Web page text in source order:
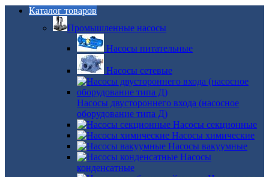
Каталог товаров
Промышленные насосы
Насосы питательные
Насосы сетевые
Насосы двустороннего входа (насосное
оборудование типа Д)
Насосы секционные
Насосы химические
Насосы вакуумные
Насосы
конденсатные